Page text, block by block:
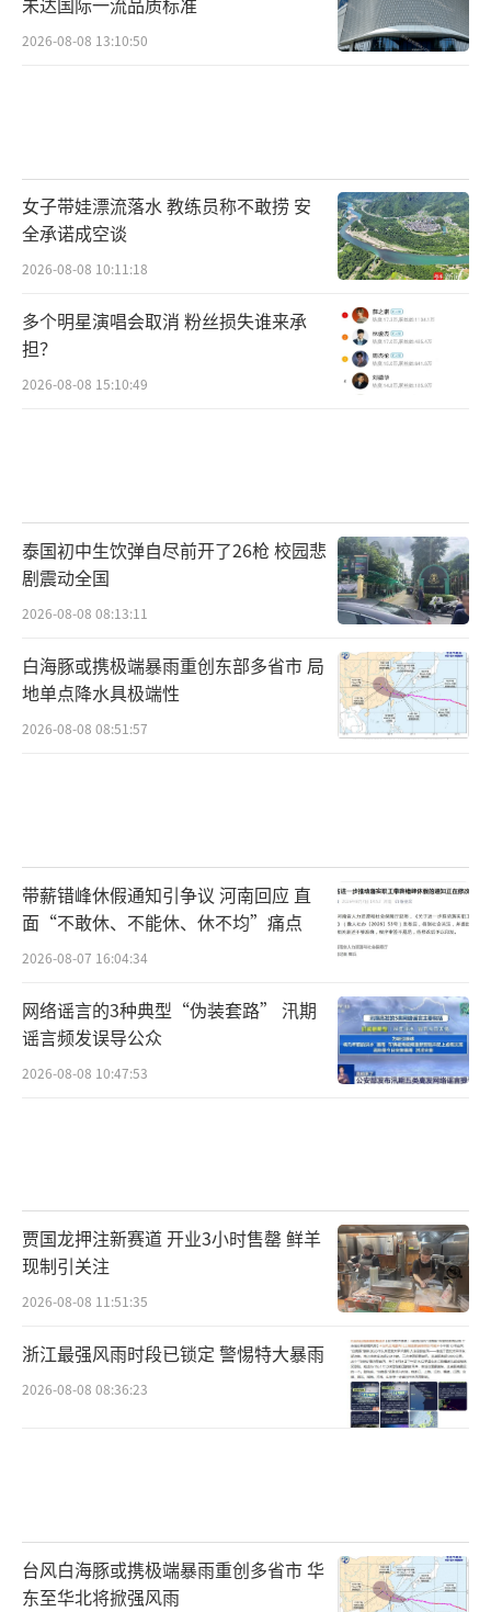
2026-08-08 13:10:50
女子带娃漂流落水 教练员称不敢捞 安
全承诺成空谈
2026-08-08 10:11:18
多个明星演唱会取消 粉丝损失谁来承
担？
2026-08-08 15:10:49
泰国初中生饮弹自尽前开了26枪 校园悲
剧震动全国
2026-08-08 08:13:11
白海豚或携极端暴雨重创东部多省市 局
地单点降水具极端性
2026-08-08 08:51:57
带薪错峰休假通知引争议 河南回应 直
面“不敢休、不能休、休不均”痛点
2026-08-07 16:04:34
网络谣言的3种典型“伪装套路” 汛期
谣言频发误导公众
2026-08-08 10:47:53
贾国龙押注新赛道 开业3小时售罄 鲜羊
现制引关注
2026-08-08 11:51:35
浙江最强风雨时段已锁定 警惕特大暴雨
2026-08-08 08:36:23
台风白海豚或携极端暴雨重创多省市 华
东至华北将掀强风雨